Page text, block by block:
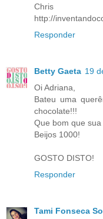
Chris
http://
Responder
Betty Gaeta 19
Oi Adriana,
Bateu uma
chocolate!!!
Que bom que
Beijos 1000!
GOSTO DISTO!
Responder
Tami Fonseca